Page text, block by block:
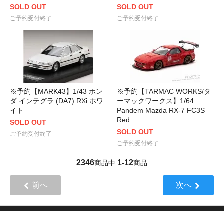
SOLD OUT
ご予約受付終了
SOLD OUT
ご予約受付終了
※予約【MARK43】1/43 ホン
ダ インテグラ (DA7) RXi ホワ
イト
SOLD OUT
ご予約受付終了
※予約【TARMAC WORKS/タ
ーマックワークス】1/64
Pandem Mazda RX-7 FC3S
Red
SOLD OUT
ご予約受付終了
2346商品中 1-12商品
前へ 次へ